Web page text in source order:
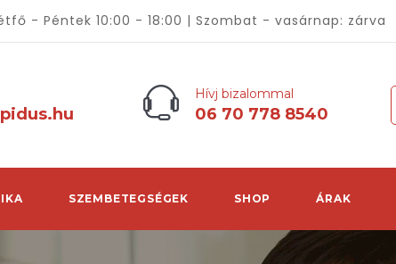
- Péntek 10:00 - 18:00 | Szombat - vasárnap: zárva
Hívj bizalommal
06 70 778 8540
SZEMBETEGSÉGEK SHOP ÁRAK